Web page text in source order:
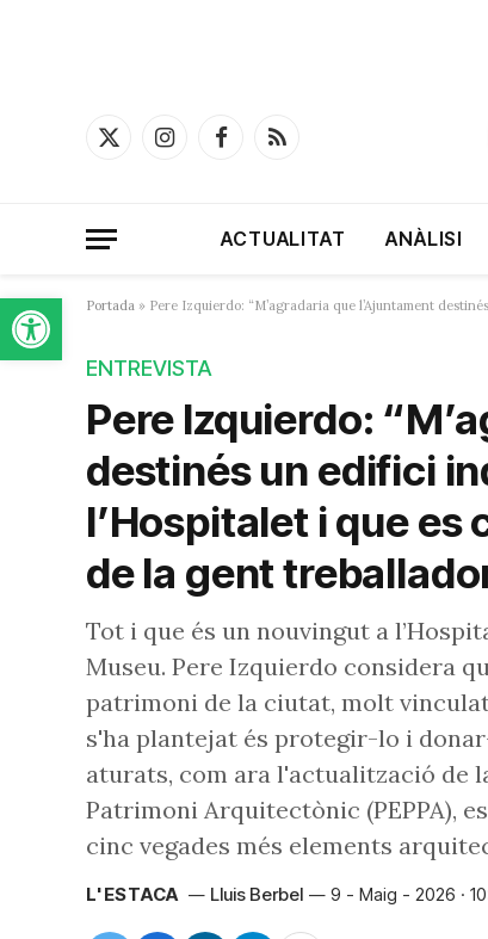
Obre la barra d'eines
X
InstagramFacebookRSS
ACTUALITAT ANÀLISI
Portada » Pere Izquierdo: “M’agradaria que l’Ajuntament
ENTREVISTA
Pere Izquierdo:
destinés un edifici
l’Hospitalet i que es
de la gent
Tot i que és un nouvingut a
Museu. Pere Izquierdo considera
patrimoni de la ciutat, molt
s'ha plantejat és protegir-lo i
aturats, com ara l'actualització de
Patrimoni Arquitectònic (PEPPA),
cinc vegades més elements
L'ESTACA Lluis Berbel 9 - Maig - 2026 ·